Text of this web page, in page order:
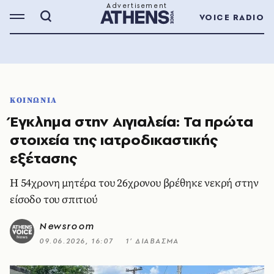
VOICE RADIO
ΚΟΙΝΩΝΙΑ
Έγκλημα στην Αιγιαλεία: Τα πρώτα
στοιχεία της ιατροδικαστικής
εξέτασης
Η 54χρονη μητέρα του 26χρονου βρέθηκε νεκρή στην
είσοδο του σπιτιού
Newsroom
09.06.2026, 16:07 1’ ΔΙΑΒΑΣΜΑ